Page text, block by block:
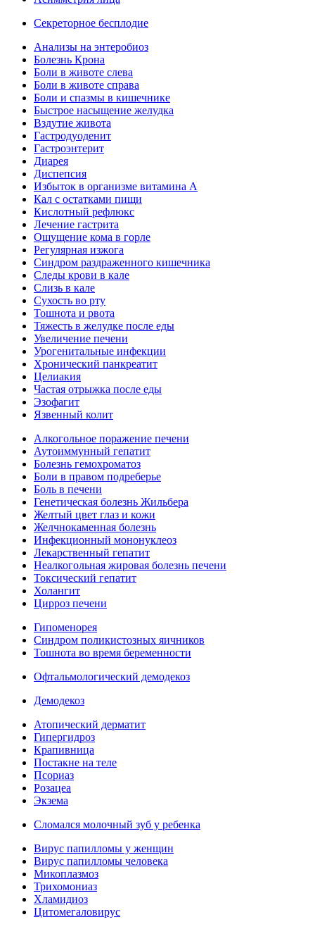
Секреторное бесплодие
Анализы на энтеробиоз
Болезнь Крона
Боли в животе слева
Боли в животе справа
Боли и спазмы в кишечнике
Быстрое насыщение желудка
Вздутие живота
Гастродуоденит
Гастроэнтерит
Диарея
Диспепсия
Избыток в организме витамина А
Кал с остатками пищи
Кислотный рефлюкс
Лечение гастрита
Ощущение кома в горле
Регулярная изжога
Синдром раздраженного кишечника
Следы крови в кале
Слизь в кале
Сухость во рту
Тошнота и рвота
Тяжесть в желудке после еды
Увеличение печени
Урогенитальные инфекции
Хронический панкреатит
Целиакия
Частая отрыжка после еды
Эзофагит
Язвенный колит
Алкогольное поражение печени
Аутоиммунный гепатит
Болезнь гемохроматоз
Боли в правом подреберье
Боль в печени
Генетическая болезнь Жильбера
Желтый цвет глаз и кожи
Желчнокаменная болезнь
Инфекционный мононуклеоз
Лекарственный гепатит
Неалкогольная жировая болезнь печени
Токсический гепатит
Холангит
Цирроз печени
Гипоменорея
Синдром поликистозных яичников
Тошнота во время беременности
Офтальмологический демодекоз
Демодекоз
Атопический дерматит
Гипергидроз
Крапивница
Постакне на теле
Псориаз
Розацеа
Экзема
Сломался молочный зуб у ребенка
Вирус папилломы у женщин
Вирус папилломы человека
Микоплазмоз
Трихомониаз
Хламидиоз
Цитомегаловирус